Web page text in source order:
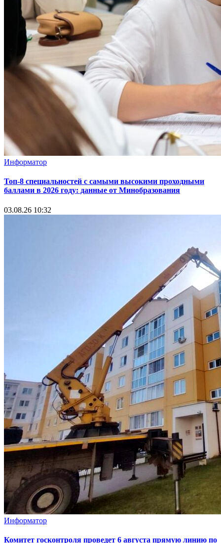
Информатор
Топ-8 специальностей с самыми высокими проходными
баллами в 2026 году: данные от Минобразования
03.08.26 10:32
Информатор
Комитет госконтроля проведет 6 августа прямую линию по